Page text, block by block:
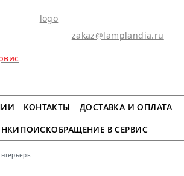
zakaz@lamplandia.ru
КОНТАКТЫ
ДОСТАВКА И ОПЛАТА
ПОИСКОБРАЩЕНИЕ В СЕРВИС